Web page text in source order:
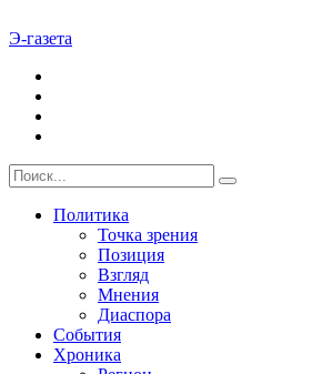
Э-газета
Политика
Точка зрения
Позиция
Взгляд
Мнения
Диаспора
События
Хроника